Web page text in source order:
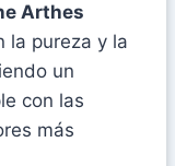
Arthes
la pureza y la
un
con las
más